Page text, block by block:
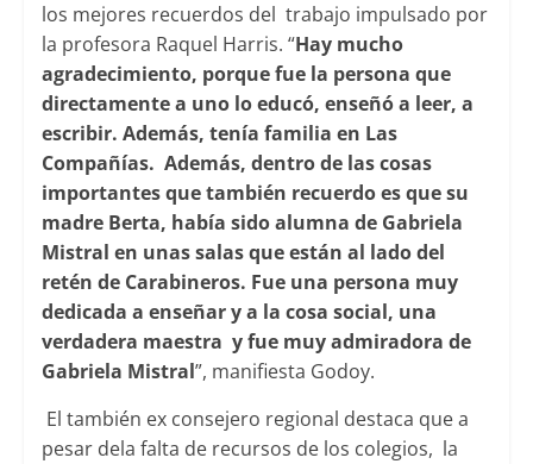
los mejores recuerdos del trabajo impulsado por
la profesora Raquel Harris. “Hay mucho
agradecimiento, porque fue la persona que
directamente a uno lo educó, enseñó a leer, a
escribir. Además, tenía familia en Las
Compañías. Además, dentro de las cosas
importantes que también recuerdo es que su
madre Berta, había sido alumna de Gabriela
Mistral en unas salas que están al lado del
retén de Carabineros. Fue una persona muy
dedicada a enseñar y a la cosa social, una
verdadera maestra y fue muy admiradora de
Gabriela Mistral”, manifiesta Godoy.
El también ex consejero regional destaca que a
pesar dela falta de recursos de los colegios, la